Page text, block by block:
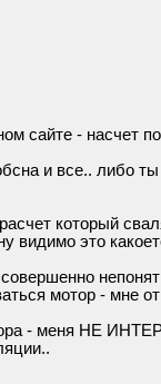
сайте - насчет
и все.. либо
который
видимо это
мотор - мне
- меня НЕ